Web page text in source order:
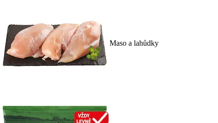
Maso a lahůdky